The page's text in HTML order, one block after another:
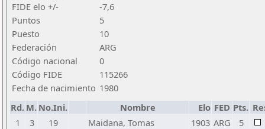
FIDE elo +/-
-7,6
Puntos
5
Puesto
10
Federación
ARG
Código nacional
0
Código FIDE
115266
Fecha de nacimiento 1980
Rd. M. No.Ini. Nombre Elo FED Pts.
1
3 19 Maidana, Tomas 1903 ARG
5